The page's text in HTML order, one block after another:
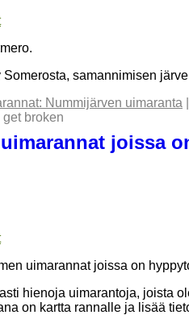
samannimisen
Nummijärven uimaranta
broken
joissa
hienoja uimarantoja, joista
on kartta rannalle ja lisää